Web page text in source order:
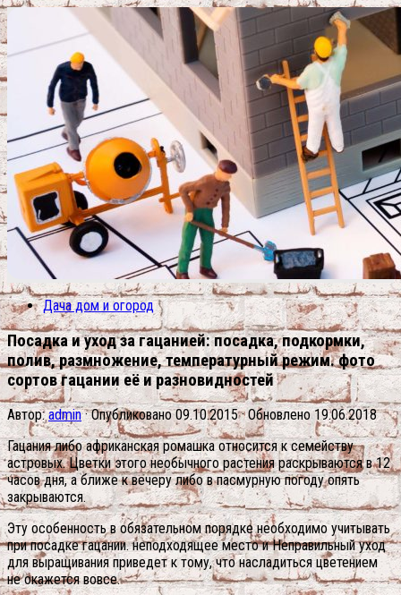
Дача дом и огород
Посадка и уход за гацанией: посадка, подкормки,
полив, размножение, температурный режим. фото
сортов гацании её и разновидностей
Автор:admin · Опубликовано09.10.2015· Обновлено19.06.2018
Гацания либо африканская ромашка относится к семейству
астровых. Цветки этого необычного растения раскрываются в 12
часов дня, а ближе к вечеру либо в пасмурную погоду опять
закрываются.
Эту особенность в обязательном порядке необходимо учитывать
при посадке гацании. неподходящее место и Неправильный уход
для выращивания приведет к тому, что насладиться цветением
не окажется вовсе.